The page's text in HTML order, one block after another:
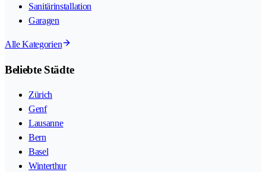
Sanitärinstallation
Garagen
Alle Kategorien
Beliebte Städte
Zürich
Genf
Lausanne
Bern
Basel
Winterthur